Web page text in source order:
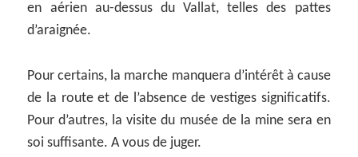
en aérien au-dessus du Vallat, telles des pattes
d’araignée.
Pour certains, la marche manquera d’intérêt à cause
de la route et de l’absence de vestiges significatifs.
Pour d’autres, la visite du musée de la mine sera en
soi suffisante. A vous de juger.